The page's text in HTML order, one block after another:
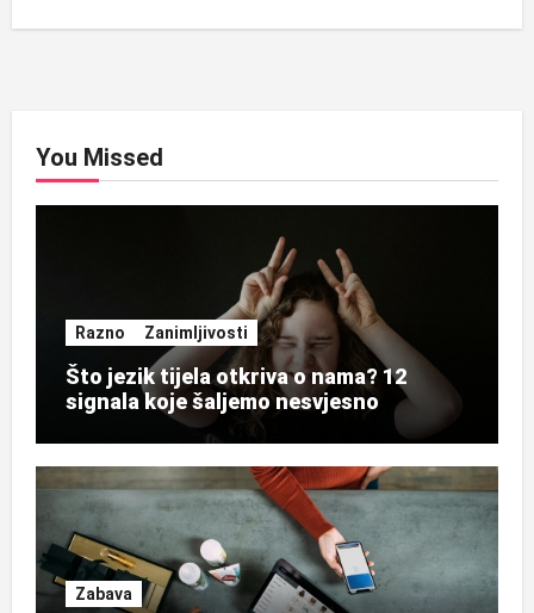
You Missed
Razno Zanimljivosti
Što jezik tijela otkriva o nama? 12
signala koje šaljemo nesvjesno
Zabava